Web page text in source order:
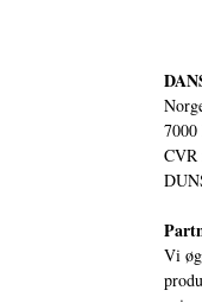
CVR
Vi